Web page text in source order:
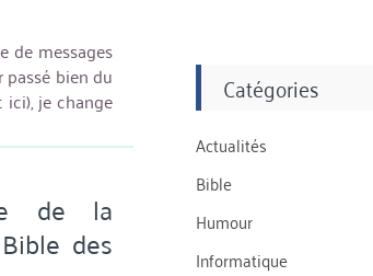
de messages
bien du
ici), je change
de la
des
Catégories
Actualités
Bible
Humour
Informatique